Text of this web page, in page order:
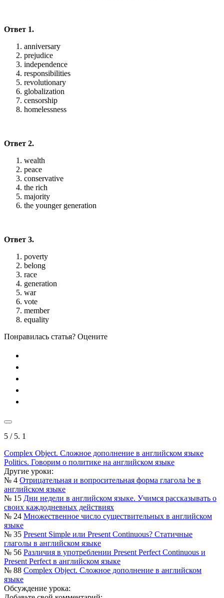
Ответ 1.
anniversary
prejudice
independence
responsibilities
revolutionary
globalization
censorship
homelessness
Ответ 2.
wealth
peace
conservative
the rich
majority
the younger generation
Ответ 3.
poverty
belong
race
generation
war
vote
member
equality
Понравилась статья? Оцените
5 / 5. 1
Complex Object. Сложное дополнение в английском языке
Politics. Говорим о политике на английском языке
Другие уроки:
№ 4 Отрицательная и вопросительная форма глагола be в
английском языке
№ 15 Дни недели в английском языке. Учимся рассказывать о
своих каждодневных действиях
№ 24 Множественное число существительных в английском
языке
№ 35 Present Simple или Present Continuous? Статичные
глаголы в английском языке
№ 56 Различия в употреблении Present Perfect Continuous и
Present Perfect в английском языке
№ 88 Complex Object. Сложное дополнение в английском
языке
Обсуждение урока: